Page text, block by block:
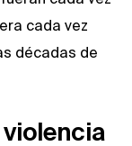
cada vez
décadas de